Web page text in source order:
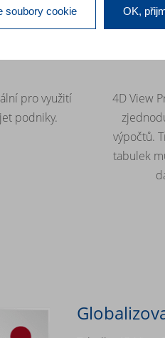
pro využití
podniky.
4D View
výpočtů.
tabulek
soubory cookie OK,